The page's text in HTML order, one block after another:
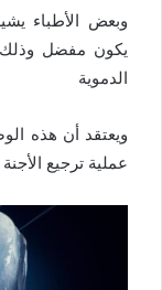
وبعض الأطباء
يكون مفضل وذلك
الدموية
ويعتقد أن هذه
عملية ترجيع